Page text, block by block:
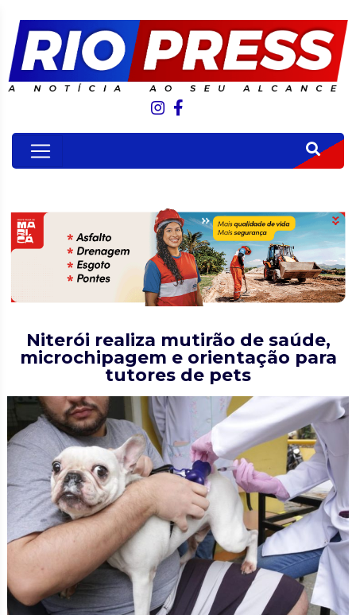
Niterói realiza mutirão de saúde,
microchipagem e orientação para
tutores de pets